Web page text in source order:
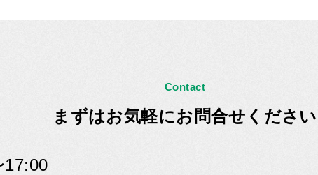
Contact
まずはお気軽にお問合せください
17:00